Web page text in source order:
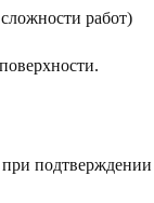
работ)
подтверждении